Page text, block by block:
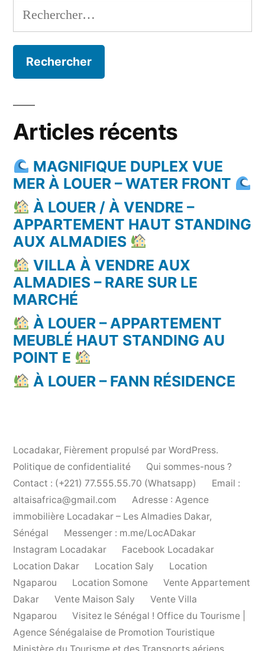
Rechercher :
Articles récents
MAGNIFIQUE DUPLEX VUE
MER À LOUER – WATER FRONT
À LOUER / À VENDRE –
APPARTEMENT HAUT STANDING
AUX ALMADIES
VILLA À VENDRE AUX
ALMADIES – RARE SUR LE
MARCHÉ
À LOUER – APPARTEMENT
MEUBLÉ HAUT STANDING AU
POINT E
À LOUER – FANN RÉSIDENCE
Locadakar, Fièrement propulsé par WordPress.
Politique de confidentialité
Qui sommes-nous ?
Contact : (+221) 77.555.55.70 (Whatsapp)
Email :
altaisafrica@gmail.com
Adresse : Agence
immobilière Locadakar – Les Almadies Dakar,
Sénégal
Messenger : m.me/LocADakar
Instagram Locadakar
Facebook Locadakar
Location Dakar
Location Saly
Location
Ngaparou
Location Somone
Vente Appartement
Dakar
Vente Maison Saly
Vente Villa
Ngaparou
Visitez le Sénégal ! Office du Tourisme |
Agence Sénégalaise de Promotion Touristique